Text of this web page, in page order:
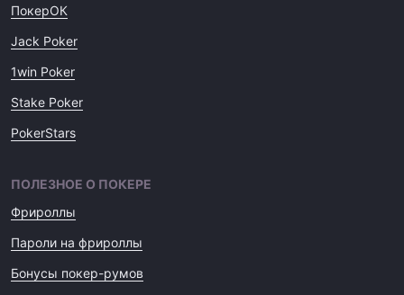
ПокерОК
Jack Poker
1win Poker
Stake Poker
PokerStars
ПОЛЕЗНОЕ О ПОКЕРЕ
Фрироллы
Пароли на фрироллы
Бонусы покер-румов